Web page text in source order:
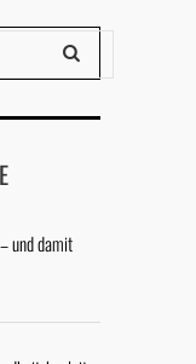
und damit